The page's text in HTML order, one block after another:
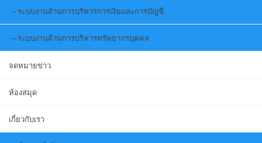
ระบบงานด้านการบริหารการเงินและการบัญชี
ระบบงานด้านการบริหารทรัพยากรบุคคล
จดหมายข่าว
ห้องสมุด
เกี่ยวกับเรา